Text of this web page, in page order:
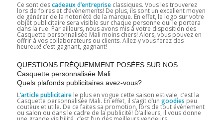
Ce sont descadeaux d’entrepriseclassiques. Vous les trouverez
lors de foires et d’évènements! De plus, ils sont un excellent moyen
de générer de la notoriété de la marque. En effet, le logo sur votre
objet publicitaire sera visible sur chaque personne qui le portera
dans la rue. Par ailleurs, nous avons mis à votre disposition des
Casquette personnalisée Mali moins chers! Alors, vous pouvez en
offrir à vos collaborateurs ou clients. Allez-y vous ferez des
heureux! c’est gagnant, gagnant!
QUESTIONS FRÉQUEMMENT POSÉES SUR NOS
Casquette personnalisée Mali
Quels plafonds publicitaires avez-vous?
L‘article publicitairele plus en vogue cette saison estivale, c’est la
Casquette personnalisée Mali. En effet, il s’agit d’un goodies peu
couteux et utile. De ce faites sa promotion, lors de tout évènement
ou salon ou dans le cadre de la publicité! D’ailleurs, il vous donne